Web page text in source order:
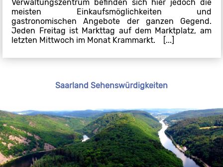
Verwaltungszentrum befinden sich hier jedoch die
meisten Einkaufsmöglichkeiten und
gastronomischen Angebote der ganzen Gegend.
Jeden Freitag ist Markttag auf dem Marktplatz, am
letzten Mittwoch im Monat Krammarkt. [...]
Saarland Sehenswürdigkeiten